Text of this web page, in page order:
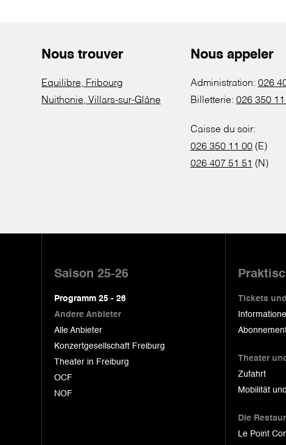
Nous trouver
Equilibre, Fribourg
Nuithonie, Villars-sur-Glâne
Nous appeler
Administration: 026
Billetterie: 026 350
Caisse du soir:
026 350 11 00(E)
026 407 51 51 (N)
Saison 25-26
Programm 25 - 26
Andere Anbieter
Alle Anbieter
Konzertgesellschaft Freiburg
Theater in Freiburg
OCF
NOF
Tickets
Theater
Zufahrt
Mobilität
Die
Le Point